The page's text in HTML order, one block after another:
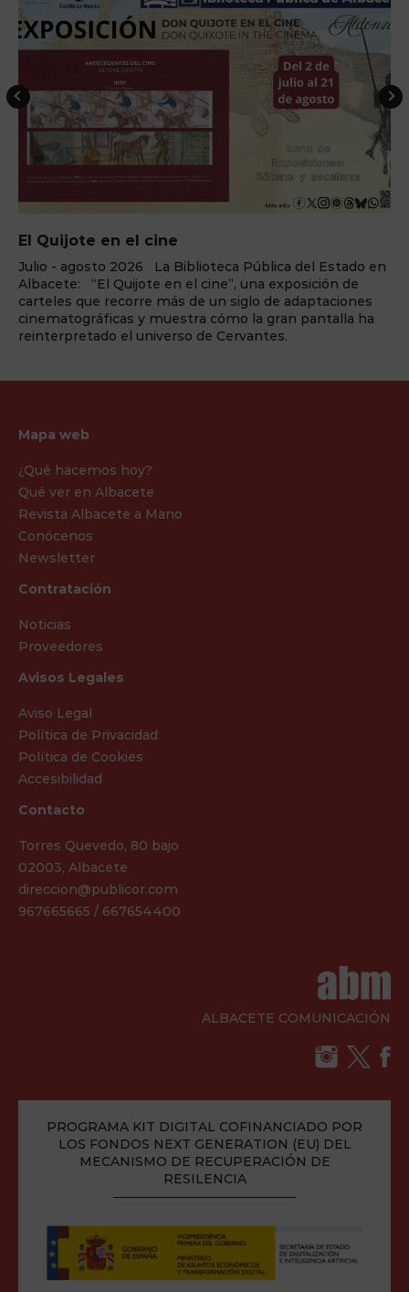
en
ELEMENTS Cena+espectáculo
¿Preparado para el cambio? La fuerza de ‘ELEMENTS’
llega a Benidorm Palace La sala de fiestas
Palace, enclavada en la capital turística de la Costa
Blanca, vuelve a reinventarse una temporada más y a
redefinir la forma en la que se vive el teatro y el
Mapa web
¿Qué hacemos hoy?
Qué ver en Albacete
Revista Albacete a Mano
Conócenos
Newsletter
Contratación
Noticias
Proveedores
Avisos Legales
Aviso Legal
Política de Privacidad
Política de Cookies
Accesibilidad
Contacto
Torres Quevedo, 80 bajo
02003, Albacete
direccion@publicor.com
967665665 / 667654400
ALBACETE COMUNICACIÓN
PROGRAMA KIT DIGITAL COFINANCIADO POR
LOS FONDOS NEXT GENERATION (EU) DEL
MECANISMO DE RECUPERACIÓN DE
RESILENCIA